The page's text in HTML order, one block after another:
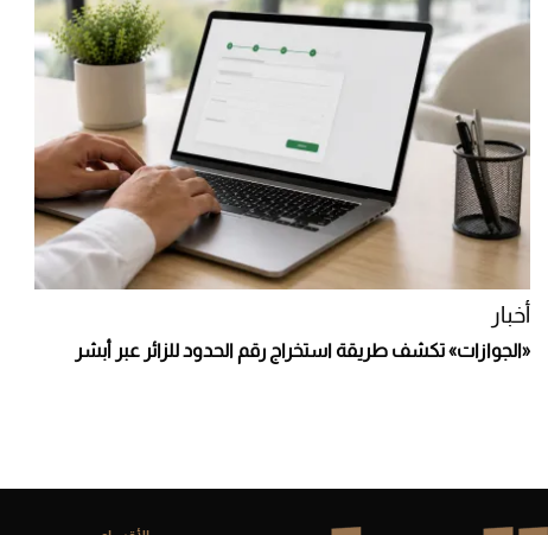
أخبار
«الجوازات» تكشف طريقة استخراج رقم الحدود للزائر عبر أبشر